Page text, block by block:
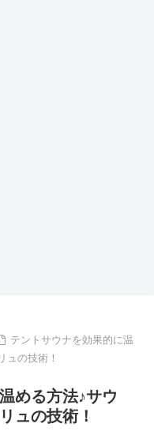
テントサウナを効果的に温
ュの技術！
める方法♪サウ
ュの技術！